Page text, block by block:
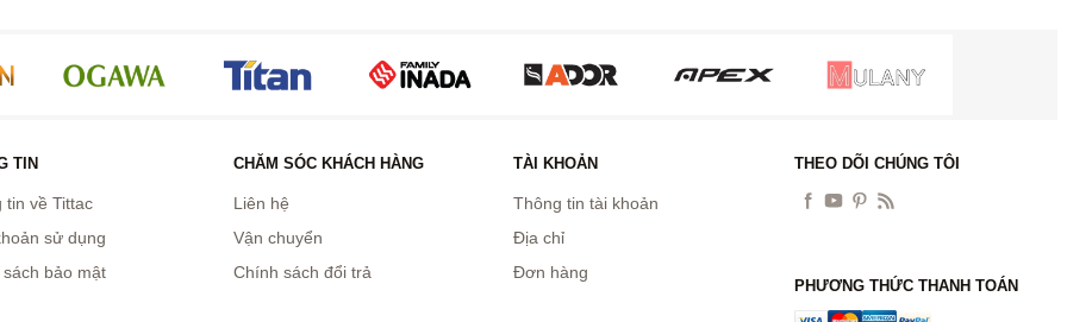
TIN
tin về Tittac
sử dụng
bảo mật
CHĂM SÓC KHÁCH HÀNG
Liên hệ
Vận chuyển
Chính sách đổi trả
TÀI KHOẢN
Thông tin tài khoản
Địa chỉ
Đơn hàng
THEO DÕI CHÚNG TÔI
PHƯƠNG THỨC THANH TOÁN